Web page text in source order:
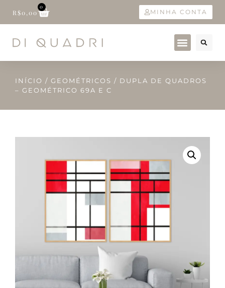
R$0,00
0
MINHA CONTA
INÍCIO / GEOMÉTRICOS / DUPLA DE QUADROS
– GEOMÉTRICO 69A E C